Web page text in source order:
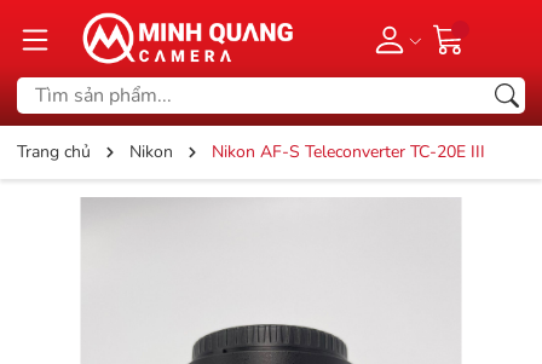
Trang chủ Nikon Nikon AF-S Teleconverter TC-20E III